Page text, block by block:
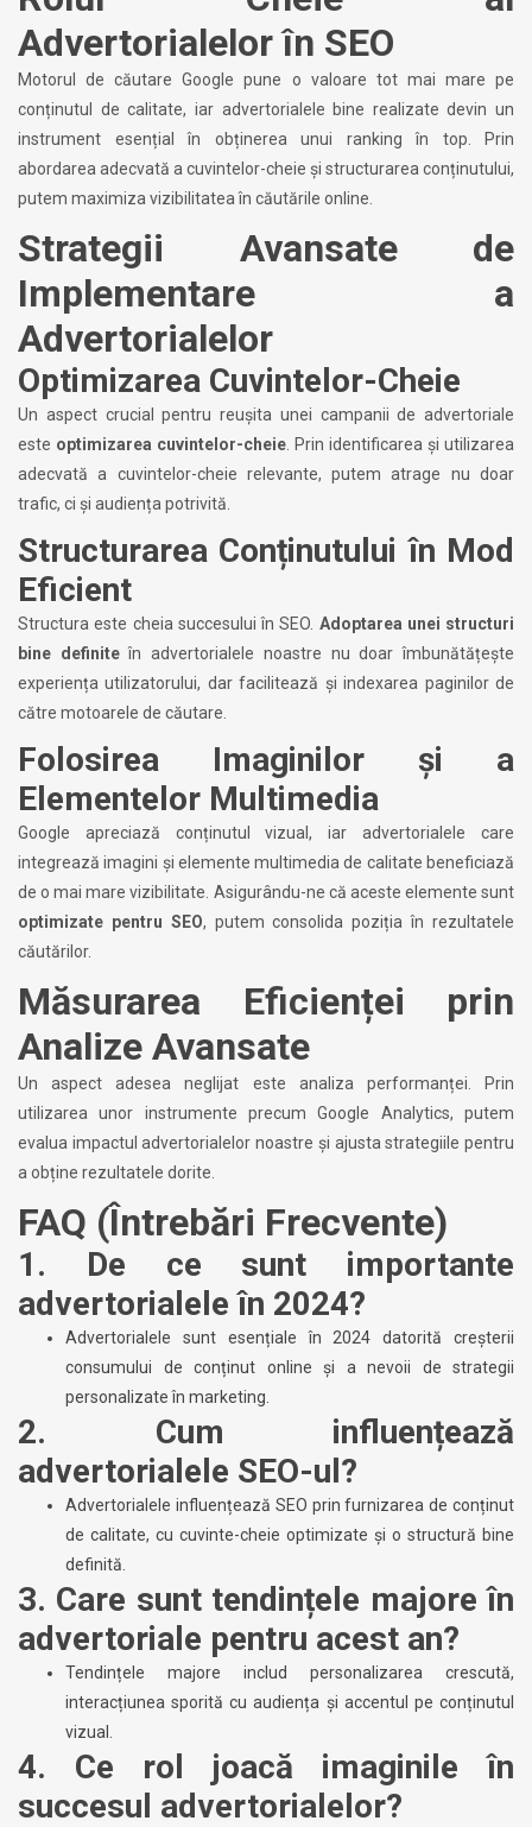
Advertorialelor în SEO
Motorul de căutare Google pune o valoare tot mai mare pe
conținutul de calitate, iar advertorialele bine realizate devin un
instrument esențial în obținerea unui ranking în top. Prin
abordarea adecvată a cuvintelor-cheie și structurarea conținutului,
putem maximiza vizibilitatea în căutările online.
Strategii Avansate de
Implementare a
Advertorialelor
Optimizarea Cuvintelor-Cheie
Un aspect crucial pentru reușita unei campanii de advertoriale
este optimizarea cuvintelor-cheie . Prin identificarea și utilizarea
adecvată a cuvintelor-cheie relevante, putem atrage nu doar
trafic, ci și audiența potrivită.
Structurarea Conținutului în Mod
Eficient
Structura este cheia succesului în SEO. Adoptarea unei structuri
bine definiteîn advertorialele noastre nu doar îmbunătățește
experiența utilizatorului, dar facilitează și indexarea paginilor de
către motoarele de căutare.
Folosirea Imaginilor și a
Elementelor Multimedia
Google apreciază conținutul vizual, iar advertorialele care
integrează imagini și elemente multimedia de calitate beneficiază
de o mai mare vizibilitate. Asigurându-ne că aceste elemente sunt
optimizate pentru SEO, putem consolida poziția în rezultatele
căutărilor.
Măsurarea Eficienței prin
Analize Avansate
Un aspect adesea neglijat este analiza performanței. Prin
utilizarea unor instrumente precum Google Analytics, putem
evalua impactul advertorialelor noastre și ajusta strategiile pentru
a obține rezultatele dorite.
FAQ (Întrebări Frecvente)
1. De ce sunt importante
advertorialele în 2024?
Advertorialele sunt esențiale în 2024 datorită creșterii
consumului de conținut online și a nevoii de strategii
personalizate în marketing.
2. Cum influențează
advertorialele SEO-ul?
Advertorialele influențează SEO prin furnizarea de conținut
de calitate, cu cuvinte-cheie optimizate și o structură bine
definită.
3. Care sunt tendințele majore în
advertoriale pentru acest an?
Tendințele majore includ personalizarea crescută,
interacțiunea sporită cu audiența și accentul pe conținutul
vizual.
4. Ce rol joacă imaginile în
succesul advertorialelor?